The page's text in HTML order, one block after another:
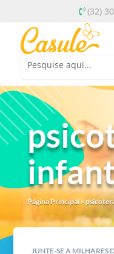
(32)
Página Principal»
JUNTE-SE A MILHARES